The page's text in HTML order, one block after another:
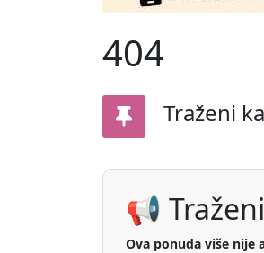
404
Traženi
📢
Ova ponuda više nije